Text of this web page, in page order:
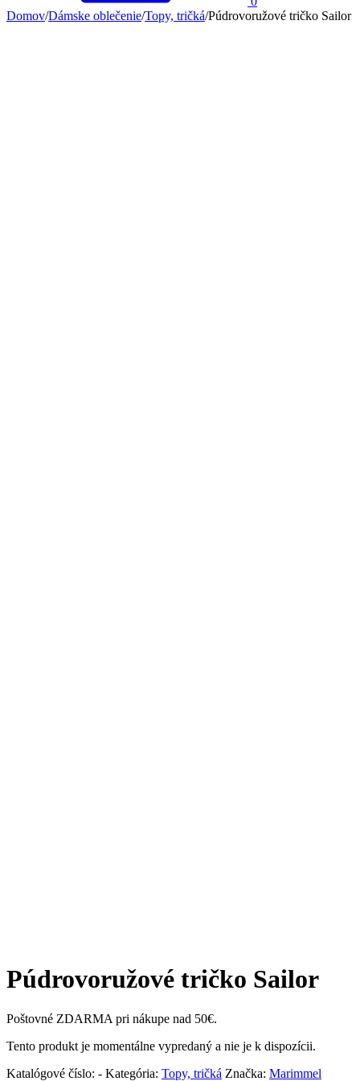
Domov/Dámske oblečenie/Topy, tričká/Púdrovoružové tričko Sailor
Púdrovoružové tričko Sailor
Poštovné ZDARMA pri nákupe nad 50€.
Tento produkt je momentálne vypredaný a nie je k dispozícii.
Katalógové číslo: - Kategória: Topy, tričká Značka: Marimmel